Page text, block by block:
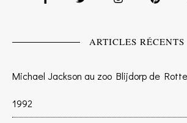
ARTICLES RÉCENTS
Michael Jackson au zoo Blijdorp de
1992